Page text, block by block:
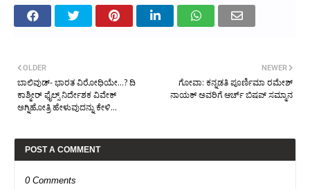
NEWER
ಗೋವಾ: ಕನ್ನಡತಿ ಪೂರ್ಣಿಮಾ ರಮೇಶ್
ನಾಯಕ್ ಅವರಿಗೆ ಆರ್ಚ್‌ ಬಿಷಪ್ ಸಮ್ಮಾನ
OLDER
ಬಾಲಿವುಡ್‌- ಭಾರತ ವಿರೋಧಿಯೇ...? ದಿ
ಕಾಶ್ಮೀರ್ ಫೈಲ್ಸ್‌ ನಿರ್ದೇಶಕ ವಿವೇಕ್
ಅಗ್ನಿಹೋತ್ರಿ ಹೇಳುವುದನ್ನು ಕೇಳಿ...
POST A COMMENT
0 Comments